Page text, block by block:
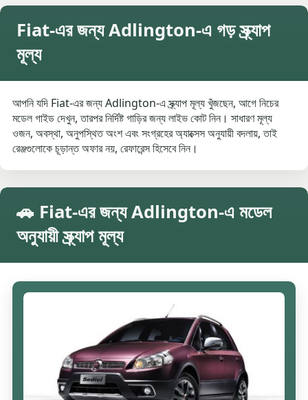
Fiat-এর জন্য Adlington-এ গড় স্ক্র্যাপ
মূল্য
আপনি যদি Fiat-এর জন্য Adlington-এ স্ক্র্যাপ মূল্য খুঁজছেন, আগে নিচের
মডেল গাইড দেখুন, তারপর নির্দিষ্ট গাড়ির জন্য লাইভ কোট নিন। সাধারণ মূল্য
ওজন, অবস্থা, অনুপস্থিত অংশ এবং সংগ্রহের অ্যাক্সেস অনুযায়ী বদলায়, তাই
রেঞ্জগুলোকে চূড়ান্ত অফার নয়, রেফারেন্স হিসেবে নিন।
🚗 Fiat-এর জন্য Adlington-এ মডেল
অনুযায়ী স্ক্র্যাপ মূল্য